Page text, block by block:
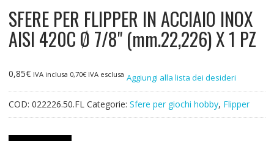
SFERE PER FLIPPER IN ACCIAIO INOX
AISI 420C Ø 7/8" (mm.22,226) X 1 PZ
0,85€ IVA inclusa 0,70€IVA esclusa Aggiungi alla lista dei desideri
COD: 022226.50.FL Categorie: Sfere per giochi hobby, Flipper